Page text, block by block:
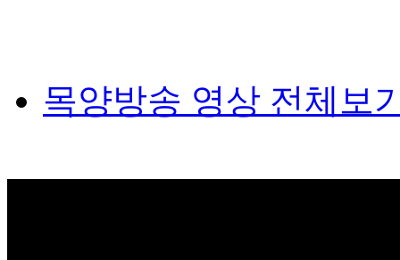
목양방송 영상 전체보